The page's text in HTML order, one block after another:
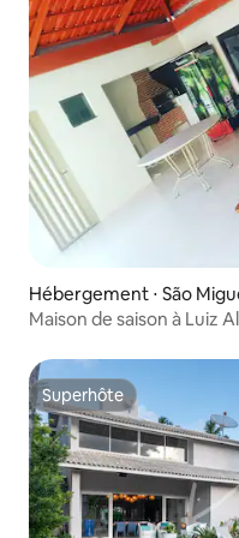
Hébergement ⋅ São
Maison de saison à Luiz
Superhôte
Superhôte